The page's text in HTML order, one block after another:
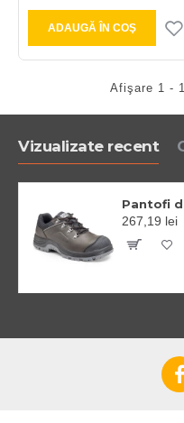
ADAUGĂ ÎN COŞ
Afişare 1 -
Vizualizate recent
267,19 lei